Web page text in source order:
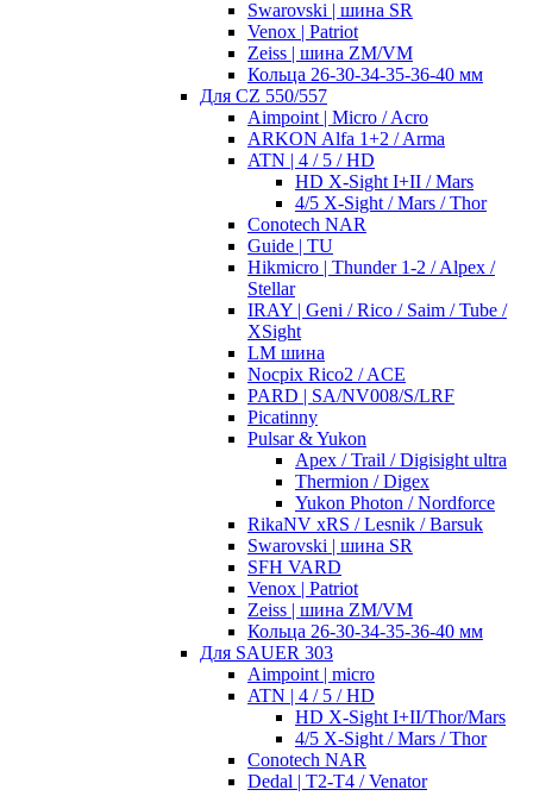
Swarovski | шина SR
Venox | Patriot
Zeiss | шина ZM/VM
Кольца 26-30-34-35-36-40 мм
Для CZ 550/557
Aimpoint | Micro / Acro
ARKON Alfa 1+2 / Arma
ATN | 4 / 5 / HD
HD X-Sight I+II / Mars
4/5 X-Sight / Mars / Thor
Conotech NAR
Guide | TU
Hikmicro | Thunder 1-2 / Alpex /
Stellar
IRAY | Geni / Rico / Saim / Tube /
XSight
LM шина
Nocpix Rico2 / ACE
PARD | SA/NV008/S/LRF
Picatinny
Pulsar & Yukon
Apex / Trail / Digisight ultra
Thermion / Digex
Yukon Photon / Nordforce
RikaNV xRS / Lesnik / Barsuk
Swarovski | шина SR
SFH VARD
Venox | Patriot
Zeiss | шина ZM/VM
Кольца 26-30-34-35-36-40 мм
Для SAUER 303
Aimpoint | micro
ATN | 4 / 5 / HD
HD X-Sight I+II/Thor/Mars
4/5 X-Sight / Mars / Thor
Conotech NAR
Dedal | T2-T4 / Venator